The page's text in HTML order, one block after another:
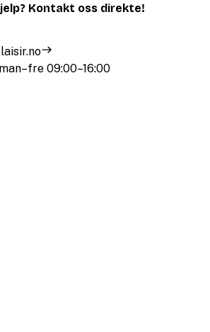
Kontakt oss direkte!
09:00–16:00